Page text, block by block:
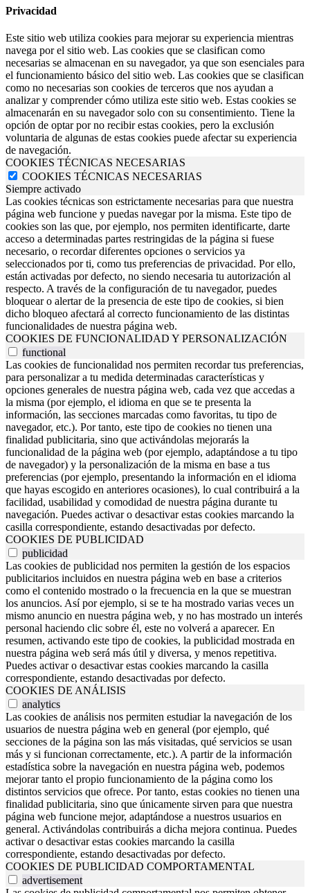
Privacidad
Este sitio web utiliza cookies para mejorar su experiencia mientras
navega por el sitio web. Las cookies que se clasifican como
necesarias se almacenan en su navegador, ya que son esenciales para
el funcionamiento básico del sitio web. Las cookies que se clasifican
como no necesarias son cookies de terceros que nos ayudan a
analizar y comprender cómo utiliza este sitio web. Estas cookies se
almacenarán en su navegador solo con su consentimiento. Tiene la
opción de optar por no recibir estas cookies, pero la exclusión
voluntaria de algunas de estas cookies puede afectar su experiencia
de navegación.
COOKIES TÉCNICAS NECESARIAS
COOKIES TÉCNICAS NECESARIAS
Siempre activado
Las cookies técnicas son estrictamente necesarias para que nuestra
página web funcione y puedas navegar por la misma. Este tipo de
cookies son las que, por ejemplo, nos permiten identificarte, darte
acceso a determinadas partes restringidas de la página si fuese
necesario, o recordar diferentes opciones o servicios ya
seleccionados por ti, como tus preferencias de privacidad. Por ello,
están activadas por defecto, no siendo necesaria tu autorización al
respecto. A través de la configuración de tu navegador, puedes
bloquear o alertar de la presencia de este tipo de cookies, si bien
dicho bloqueo afectará al correcto funcionamiento de las distintas
funcionalidades de nuestra página web.
COOKIES DE FUNCIONALIDAD Y PERSONALIZACIÓN
functional
Las cookies de funcionalidad nos permiten recordar tus preferencias,
para personalizar a tu medida determinadas características y
opciones generales de nuestra página web, cada vez que accedas a
la misma (por ejemplo, el idioma en que se te presenta la
información, las secciones marcadas como favoritas, tu tipo de
navegador, etc.). Por tanto, este tipo de cookies no tienen una
finalidad publicitaria, sino que activándolas mejorarás la
funcionalidad de la página web (por ejemplo, adaptándose a tu tipo
de navegador) y la personalización de la misma en base a tus
preferencias (por ejemplo, presentando la información en el idioma
que hayas escogido en anteriores ocasiones), lo cual contribuirá a la
facilidad, usabilidad y comodidad de nuestra página durante tu
navegación. Puedes activar o desactivar estas cookies marcando la
casilla correspondiente, estando desactivadas por defecto.
COOKIES DE PUBLICIDAD
publicidad
Las cookies de publicidad nos permiten la gestión de los espacios
publicitarios incluidos en nuestra página web en base a criterios
como el contenido mostrado o la frecuencia en la que se muestran
los anuncios. Así por ejemplo, si se te ha mostrado varias veces un
mismo anuncio en nuestra página web, y no has mostrado un interés
personal haciendo clic sobre él, este no volverá a aparecer. En
resumen, activando este tipo de cookies, la publicidad mostrada en
nuestra página web será más útil y diversa, y menos repetitiva.
Puedes activar o desactivar estas cookies marcando la casilla
correspondiente, estando desactivadas por defecto.
COOKIES DE ANÁLISIS
analytics
Las cookies de análisis nos permiten estudiar la navegación de los
usuarios de nuestra página web en general (por ejemplo, qué
secciones de la página son las más visitadas, qué servicios se usan
más y si funcionan correctamente, etc.). A partir de la información
estadística sobre la navegación en nuestra página web, podemos
mejorar tanto el propio funcionamiento de la página como los
distintos servicios que ofrece. Por tanto, estas cookies no tienen una
finalidad publicitaria, sino que únicamente sirven para que nuestra
página web funcione mejor, adaptándose a nuestros usuarios en
general. Activándolas contribuirás a dicha mejora continua. Puedes
activar o desactivar estas cookies marcando la casilla
correspondiente, estando desactivadas por defecto.
COOKIES DE PUBLICIDAD COMPORTAMENTAL
advertisement